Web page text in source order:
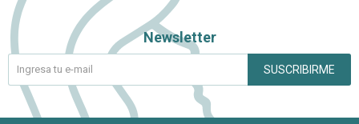
Newsletter
SUSCRIBIRME